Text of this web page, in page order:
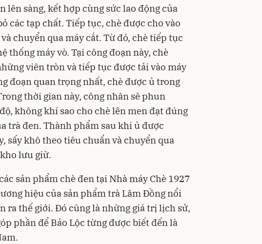
lên sàng, kết hợp cùng sức lao động của
các tạp chất. Tiếp tục, chè được cho vào
chuyển qua máy cắt. Từ đó, chè tiếp tục
thống máy vò. Tại công đoạn này, chè
viên tròn và tiếp tục được tải vào máy
đoạn quan trọng nhất, chè được ủ trong
thời gian này, công nhân sẽ phun
không khí sao cho chè lên men đạt đúng
trà đen. Thành phẩm sau khi ủ được
sấy khô theo tiêu chuẩn và chuyển qua
lưu giữ.
sản phẩm chè đen tại Nhà máy Chè 1927
hiệu của sản phẩm trà Lâm Đồng nổi
ra thế giới. Đó cũng là những giá trị lịch sử,
phần để Bảo Lộc từng được biết đến là